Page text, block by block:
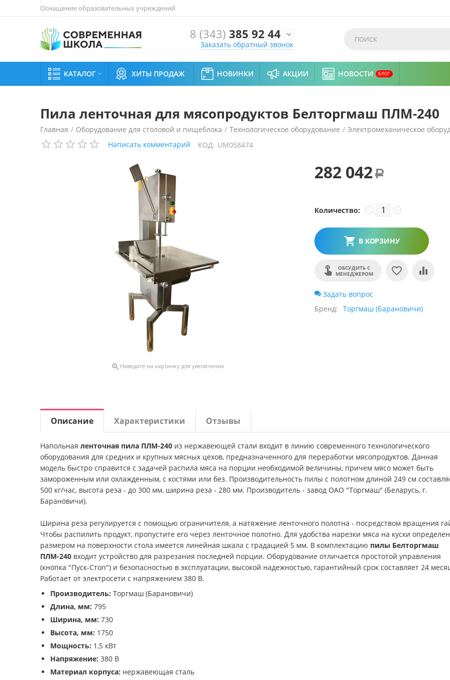
Оснащение образовательных учреждений
8 (343) 385 92 44 
Заказать обратный звонок
КАТАЛОГ  ХИТЫ ПРОДАЖ НОВИНКИ АКЦИИ НОВОСТИ БЛОГ
Пила ленточная для мясопродуктов Белторгмаш ПЛМ-240
Главная / Оборудование для столовой и пищеблока / Технологическое оборудование / Электромеханическое
Пила ленточная для мясопродуктов Белторгмаш ПЛМ-240
Написать комментарий КОД: UM058474
 Наведите на картинку для увеличения
282 042 Р
Количество: +
−
В КОРЗИНУ
ОБСУДИТЬ С
МЕНЕДЖЕРОМ
Задать вопрос
Бренд
Торгмаш (Барановичи)
Описание Характеристики Отзывы
Напольная ленточная пила ПЛМ-240 из нержавеющей стали входит в линию современного технологического
оборудования для средних и крупных мясных цехов, предназначенного для переработки мясопродуктов. Данная
модель быстро справится с задачей распила мяса на порции необходимой величины, причем мясо может быть
замороженным или охлажденным, с костями или без. Производительность пилы с полотном длиной 249 см
500 кг/час, высота реза - до 300 мм, ширина реза - 280 мм. Производитель - завод ОАО "Торгмаш" (Беларусь, г.
Барановичи).
Ширина реза регулируется с помощью ограничителя, а натяжение ленточного полотна - посредством вращения
Чтобы распилить продукт, пропустите его через ленточное полотно. Для удобства нарезки мяса на куски
размером на поверхности стола имеется линейная шкала с градацией 5 мм. В комплектацию пилы Белторгмаш
ПЛМ-240 входит устройство для разрезания последней порции. Оборудование отличается простотой управления
(кнопка "Пуск-Стоп") и безопасностью в эксплуатации, высокой надежностью, гарантийный срок составляет 24
Работает от электросети с напряжением 380 В.
Производитель: Торгмаш (Барановичи)
Длина, мм: 795
Ширина, мм: 730
Высота, мм: 1750
Мощность: 1,5 кВт
Напряжение: 380 В
Материал корпуса: нержавеющая сталь